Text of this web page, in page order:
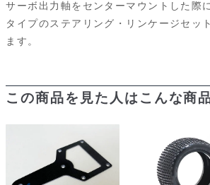
o y e
サーボ出力軸をセンターマウントした際
タイプのステアリング・リンケージセッ
ます。
この商品を見た人はこんな商